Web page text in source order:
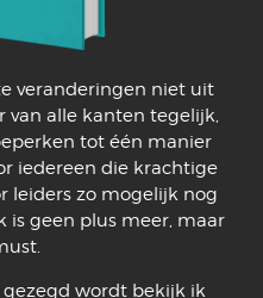
veranderingen niet uit
alle kanten tegelijk,
tot één manier
iedereen die krachtige
leiders zo mogelijk nog
is geen plus meer, maar
wordt bekijk ik